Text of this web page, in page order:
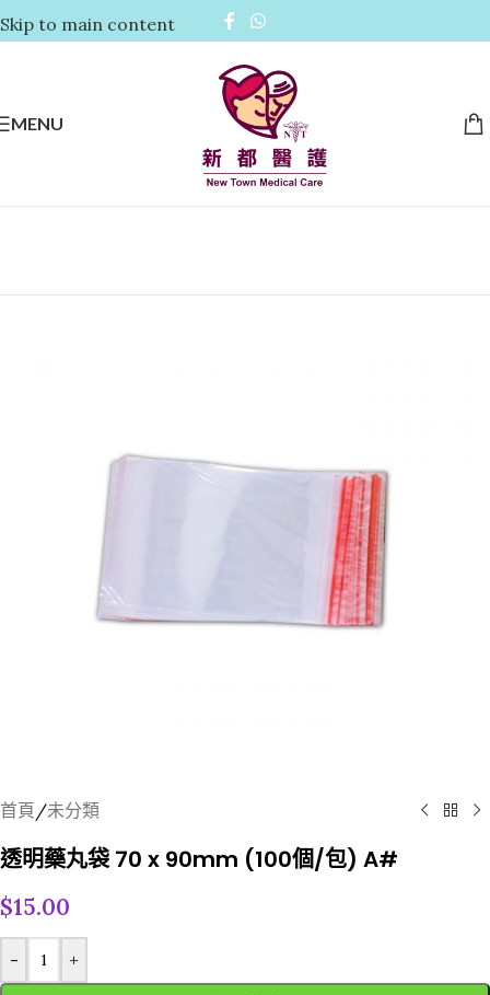
Skip to main content
MENU
首頁/未分類
透明藥丸袋 70 x 90mm (100個/包) A#
$15.00
- +